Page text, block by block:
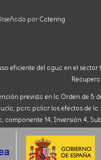
por Catering
eficiente del agua en el
prevista en la Orden
para paliar los efectos de
14, Inversión 4,